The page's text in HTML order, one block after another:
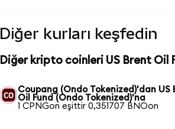
Diğer kurları keşfedin
Diğer kripto coinleri US Brent Oil
Coupang (Ondo Tokenized)'dan US
Oil Fund (Ondo Tokenized)'na
1 CPNGon eşittir 0,351707 BNOon